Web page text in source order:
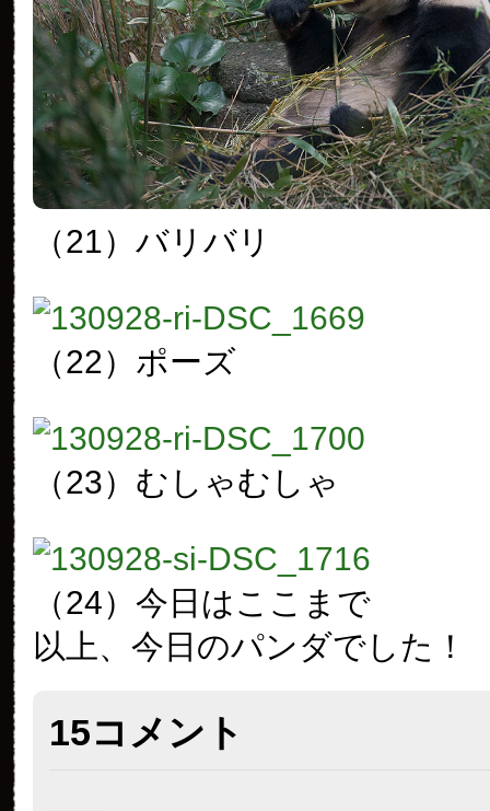
（21）バリバリ
（22）ポーズ
（23）むしゃむしゃ
（24）今日はここまで
以上、今日のパンダでした！
15コメント